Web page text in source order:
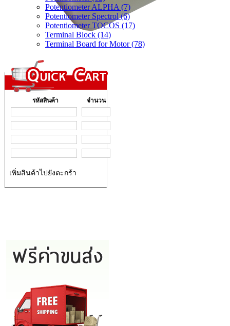
Potentiometer ALPHA (7)
Potentiometer Spectrol (6)
Potentiometer TOCOS (17)
Terminal Block (14)
Terminal Board for Motor (78)
รหัสสินค้า จำนวน
เพิ่มสินค้าไปยังตะกร้า